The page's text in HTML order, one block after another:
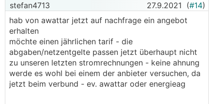
stefan4713 27.9.2021 (#14)
hab von awattar jetzt auf nachfrage ein angebot
erhalten
möchte einen jährlichen tarif - die
abgaben/netzentgelte passen jetzt überhaupt nicht
zu unseren letzten stromrechnungen - keine ahnung
werde es wohl bei einem der anbieter versuchen, da
jetzt beim verbund - ev. awattar oder energieag